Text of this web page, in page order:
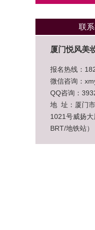
联
厦门悦风美
报名热线：
微信咨询：
QQ咨询：
地 址：厦门
1021号威扬
BRT/地铁站）